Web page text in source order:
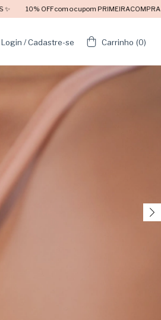
🛍️ FRETE GRÁTIS ACIMA
Login /Cadastre-se Carrinho (0)